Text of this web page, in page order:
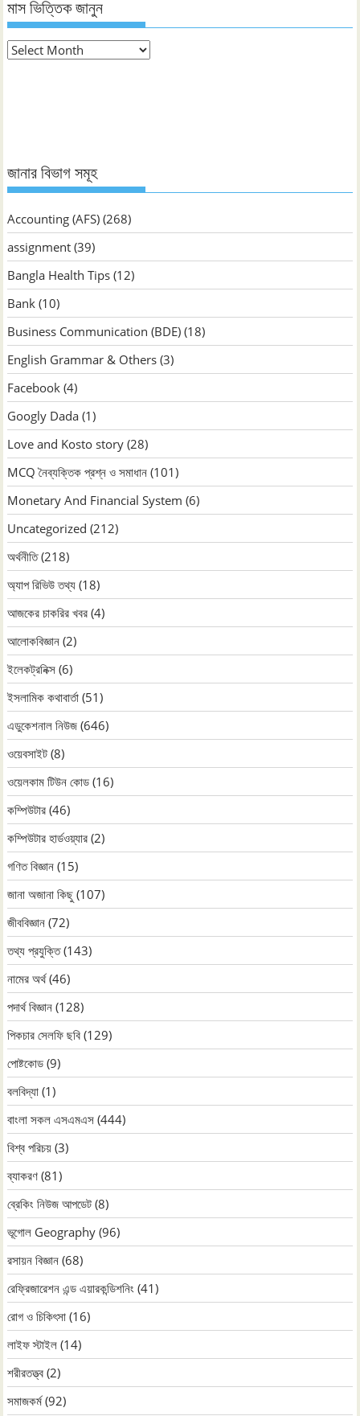
মাস ভিত্তিক জানুন
মাস
জানার বিভাগ সমূহ
Accounting (AFS) (268)
assignment (39)
Bangla Health Tips (12)
Bank (10)
Business Communication (BDE) (18)
English Grammar & Others (3)
Facebook (4)
Googly Dada (1)
Love and Kosto story (28)
MCQ নৈব্যক্তিক প্রশ্ন ও সমাধান (101)
Monetary And Financial System (6)
Uncategorized (212)
অর্থনীতি(218)
অ্যাপ রিভিউ তথ্য (18)
আজকের চাকরির খবর (4)
আলোকবিজ্ঞান (2)
ইলেকট্রনিক্স (6)
ইসলামিক কথাবার্তা (51)
এডুকেশনাল নিউজ (646)
ওয়েবসাইট (8)
ওয়েলকাম টিউন কোড (16)
কম্পিউটার (46)
কম্পিউটার হার্ডওয়্যার (2)
গণিত বিজ্ঞান (15)
জানা অজানা কিছু (107)
জীববিজ্ঞান (72)
তথ্য প্রযুক্তি(143)
নামের অর্থ(46)
পদার্থ বিজ্ঞান (128)
পিকচার সেলফি ছবি (129)
পোষ্টকোড (9)
বলবিদ্যা (1)
বাংলা সকল এসএমএস (444)
বিশ্ব পরিচয় (3)
ব্যাকরণ (81)
ব্রেকিং নিউজ আপডেট (8)
ভূগোল Geography (96)
রসায়ন বিজ্ঞান (68)
রেফ্রিজারেশন এন্ড এয়ারকন্ডিশনিং (41)
রোগ ও চিকিৎসা (16)
লাইফ স্টাইল (14)
শরীরতত্ত্ব (2)
সমাজকর্ম(92)